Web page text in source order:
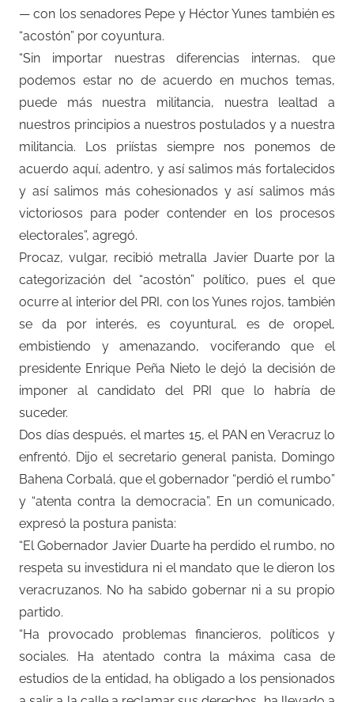
— con los senadores Pepe y Héctor Yunes también es
“acostón” por coyuntura.
“Sin importar nuestras diferencias internas, que
podemos estar no de acuerdo en muchos temas,
puede más nuestra militancia, nuestra lealtad a
nuestros principios a nuestros postulados y a nuestra
militancia. Los priístas siempre nos ponemos de
acuerdo aquí, adentro, y así salimos más fortalecidos
y así salimos más cohesionados y así salimos más
victoriosos para poder contender en los procesos
electorales”, agregó.
Procaz, vulgar, recibió metralla Javier Duarte por la
categorización del “acostón” político, pues el que
ocurre al interior del PRI, con los Yunes rojos, también
se da por interés, es coyuntural, es de oropel,
embistiendo y amenazando, vociferando que el
presidente Enrique Peña Nieto le dejó la decisión de
imponer al candidato del PRI que lo habría de
suceder.
Dos días después, el martes 15, el PAN en Veracruz lo
enfrentó. Dijo el secretario general panista, Domingo
Bahena Corbalá, que el gobernador “perdió el rumbo”
y “atenta contra la democracia”. En un comunicado,
expresó la postura panista:
“El Gobernador Javier Duarte ha perdido el rumbo, no
respeta su investidura ni el mandato que le dieron los
veracruzanos. No ha sabido gobernar ni a su propio
partido.
“Ha provocado problemas financieros, políticos y
sociales. Ha atentado contra la máxima casa de
estudios de la entidad, ha obligado a los pensionados